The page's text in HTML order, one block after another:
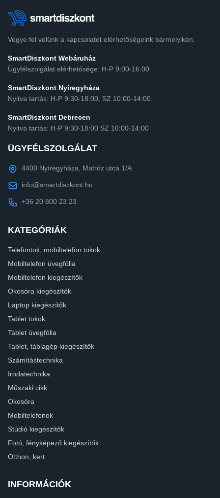
Vegye fel velünk a kapcsolatot elérhetőségeink bármelyikén.
SmartDiszkont Webáruház
Ügyfélszolgálat elérhetősége: H-P 9:00-16:00
SmartDiszkont Nyíregyháza
Nyitva tartás: H-P 9:30-18:00, SZ 10:00-14:00
SmartDiszkont Debrecen
Nyitva tartás: H-P 9:30-18:00 SZ 10:00-14:00
ÜGYFÉLSZOLGÁLAT
4400 Nyíregyháza, Matróz utca 1/A
info@smartdiszkont.hu
+36 20 800 23 23
KATEGÓRIÁK
Telefontok, mobiltelefon tokok
Mobiltelefon üvegfólia
Mobiltelefon kiegészítők
Okosóra kiegészítők
Laptop kiegészítők
Tablet tokok
Tablet üvegfólia
Tablet, táblagép kiegészítők
Számítástechnika
Irodatechnika
Műszaki cikk
Okosóra
Mobiltelefonok
Stúdió kiegészítők
Fotó, fényképező kiegészítők
Otthon, kert
INFORMÁCIÓK